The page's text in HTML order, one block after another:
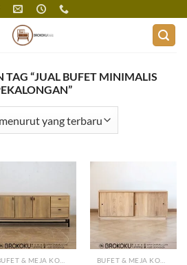
TAG “JUAL BUFET MINIMALIS